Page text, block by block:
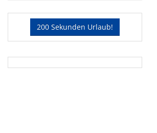
200 Sekunden Urlaub!